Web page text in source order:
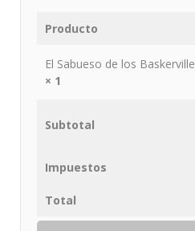
Producto
El Sabueso de los Baskerville
× 1
Subtotal
Impuestos
Total